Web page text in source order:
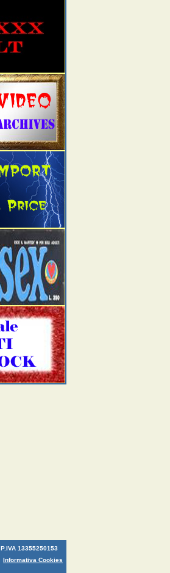
P.IVA 13355250153
Informativa Cookies